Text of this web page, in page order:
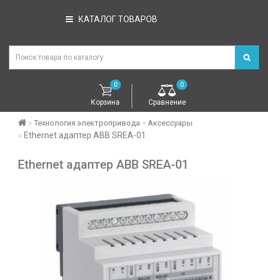
КАТАЛОГ ТОВАРОВ
Корзина
0
Сравнение
0
Технология электропривода Аксессуары
Ethernet адаптер ABB SREA-01
Ethernet адаптер ABB SREA-01